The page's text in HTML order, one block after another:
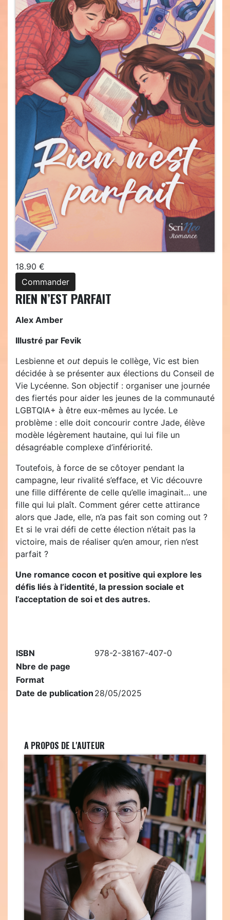
18.90 €
Commander
RIEN N’EST PARFAIT
Alex Amber
Illustré par Fevik
Lesbienne et out depuis le collège, Vic est bien
décidée à se présenter aux élections du Conseil de
Vie Lycéenne. Son objectif : organiser une journée
des fiertés pour aider les jeunes de la communauté
LGBTQIA+ à être eux-mêmes au lycée. Le
problème : elle doit concourir contre Jade, élève
modèle légèrement hautaine, qui lui file un
désagréable complexe d’infériorité.
Toutefois, à force de se côtoyer pendant la
campagne, leur rivalité s’efface, et Vic découvre
une fille différente de celle qu’elle imaginait… une
fille qui lui plaît. Comment gérer cette attirance
alors que Jade, elle, n’a pas fait son coming out ?
Et si le vrai défi de cette élection n’était pas la
victoire, mais de réaliser qu’en amour, rien n’est
parfait ?
Une romance cocon et positive qui explore les
défis liés à l’identité, la pression sociale et
l’acceptation de soi et des autres.
ISBN
978-2-38167-407-0
Nbre de page
Format
Date de publication 28/05/2025
A PROPOS DE L'AUTEUR